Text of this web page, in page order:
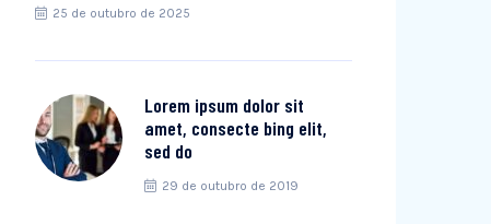
25 de outubro de 2025
Lorem ipsum dolor sit
amet, consecte bing elit,
sed do
29 de outubro de 2019